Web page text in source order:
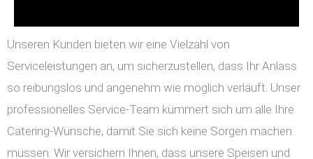
Unseren Kunden bieten wir eine Vielzahl von
Serviceleistungen an, um sicherzustellen, dass Ihr Anlass
so reibungslos und angenehm wie möglich verläuft. Unser
professionelles Service-Team kümmert sich um alle Ihre
Catering-Wünsche, damit Sie sich keine Sorgen machen
müssen. Wir versichern Ihnen, dass unsere Speisen und